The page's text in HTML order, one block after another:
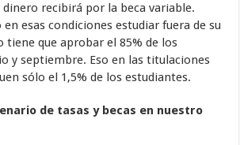
recibirá por la beca variable.
en esas condiciones estudiar fuera de su
tiene que aprobar el 85% de los
y septiembre. Eso en las titulaciones
sólo el 1,5% de los estudiantes.
de tasas y becas en nuestro